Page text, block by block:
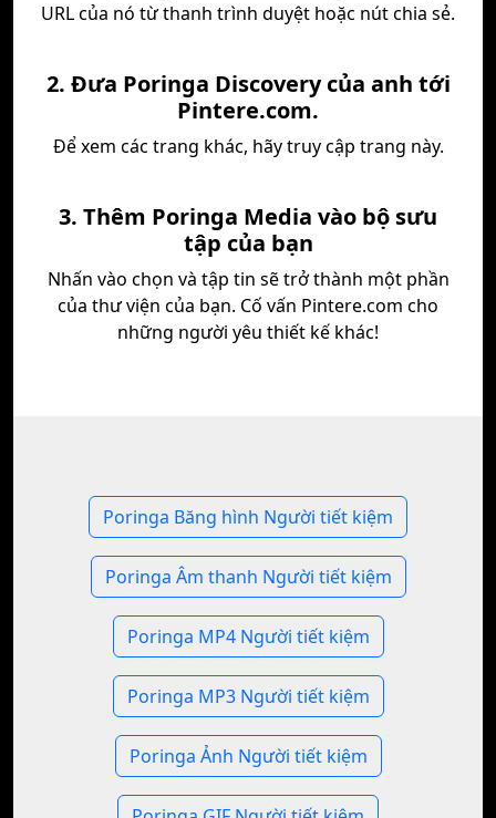
URL của nó từ thanh trình duyệt hoặc nút chia sẻ.
2. Đưa Poringa Discovery của anh tới
Pintere.com.
Để xem các trang khác, hãy truy cập trang này.
3. Thêm Poringa Media vào bộ sưu
tập của bạn
Nhấn vào chọn và tập tin sẽ trở thành một phần
của thư viện của bạn. Cố vấn Pintere.com cho
những người yêu thiết kế khác!
Poringa Băng hình Người tiết kiệm
Poringa Âm thanh Người tiết kiệm
Poringa MP4 Người tiết kiệm
Poringa MP3 Người tiết kiệm
Poringa Ảnh Người tiết kiệm